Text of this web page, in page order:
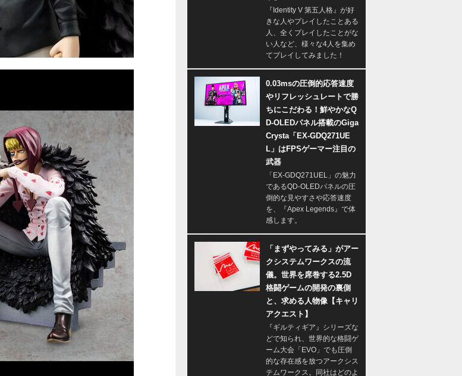
『Identity V 第五人格』が好
きな人やプレイしたことある
人、全くプレイしたことがな
い人など、様々な4人を集め
てプレイしてみました！
0.03msの圧倒的応答速度
やリフレッシュレートで勝
ちにこだわる！鮮やかなQ
D-OLEDパネル搭載のGiga
Crysta「EX-GDQ271UE
L」はFPSゲーマー注目の
武器
「EX-GDQ271UEL」の魅力
であるQD-OLEDパネルの圧
倒的な見やすさや応答速度
を、『Apex Legends』で体
感します。
「まずやってみる」がアー
クシステムワークスの流
儀。世界を席巻する2.5D
格闘ゲームの開発の裏側
と、求める人物像【キャリ
アクエスト】
『ギルティギア』シリーズな
どで知られ、世界的な格闘ゲ
ーム大会「EVO」でも圧倒
的な存在感を放つアークシス
テムワークス。同社はどのよ